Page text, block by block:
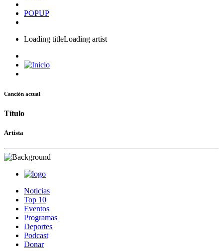
POPUP
Loading titleLoading artist
Canción actual
Título
Artista
Noticias
Top 10
Eventos
Programas
Deportes
Podcast
Donar